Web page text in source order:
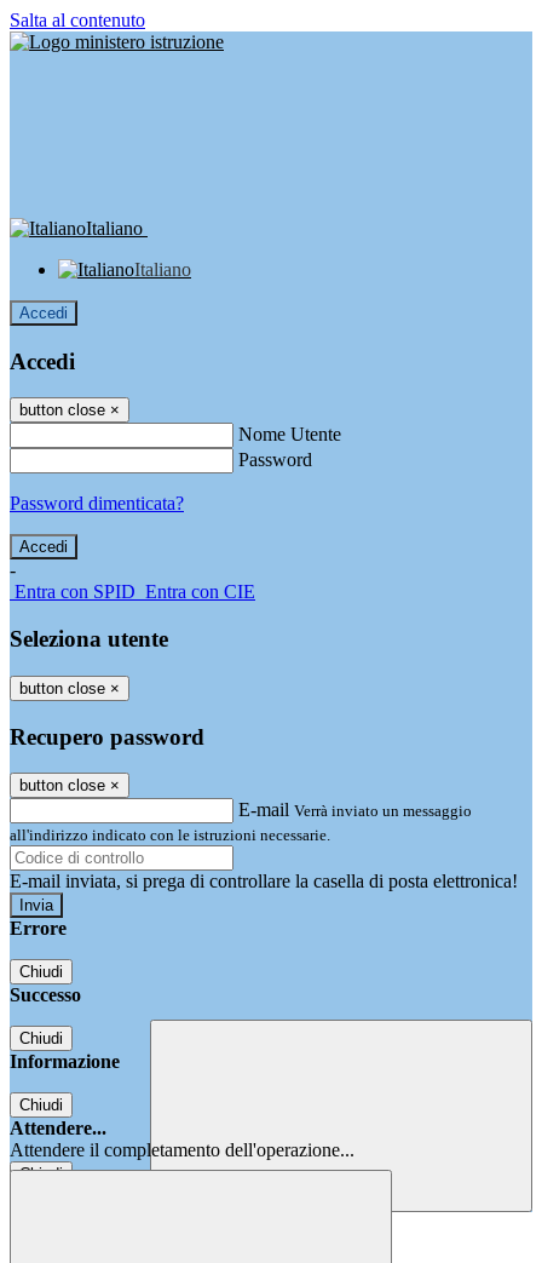
Salta al contenuto
Italiano
Italiano
Accedi
Accedi
button close ×
Nome Utente
Password
Password dimenticata?
-
Entra con SPID Entra con CIE
Seleziona utente
button close ×
Recupero password
button close ×
E-mail Verrà inviato un messaggio
all'indirizzo indicato con le istruzioni necessarie.
E-mail inviata, si prega di controllare la casella di posta elettronica!
Errore
Chiudi
Successo
Chiudi
Informazione
Chiudi
Attendere...
Attendere il completamento dell'operazione...
Chiudi